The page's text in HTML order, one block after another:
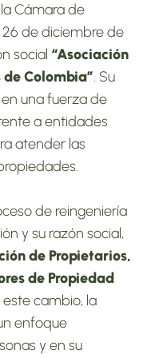
Cámara de
de diciembre de
social “Asociación
Colombia”. Su
una fuerza de
a entidades
atender las
de reingeniería
y su razón social,
de Propietarios,
de Propiedad
este cambio, la
enfoque
y en su